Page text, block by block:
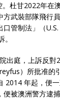
。杜甘2022年在
武裝部隊飛行
口管制法」（
出庭，上訴反對
）所批准的
2014 年起，便
被澳洲警方逮捕